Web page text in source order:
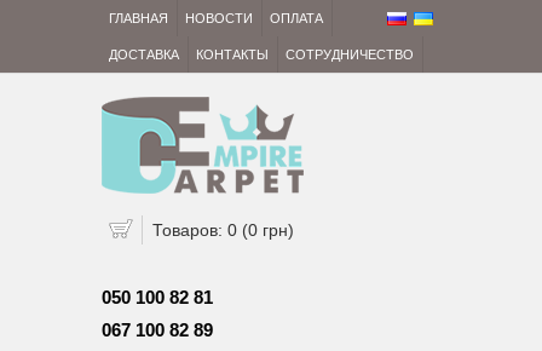
ГЛАВНАЯ НОВОСТИ ОПЛАТА
ДОСТАВКА КОНТАКТЫ СОТРУДНИЧЕСТВО
Товаров: 0 (0 грн)
050 100 82 81
067 100 82 89